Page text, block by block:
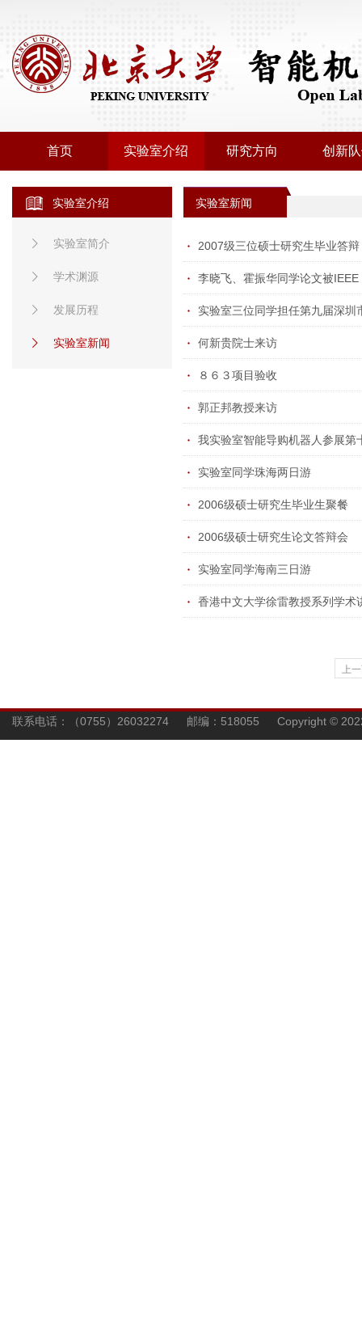
首页 实验室介绍 研究方向 创新
实验室介绍
实验室简介
学术渊源
发展历程
实验室新闻
实验室新闻
2007级三位硕士研究生毕业答辩
李晓飞、霍振华同学论文被IEEE
实验室三位同学担任第九届深圳
何新贵院士来访
８６３项目验收
郭正邦教授来访
我实验室智能导购机器人参展第
实验室同学珠海两日游
2006级硕士研究生毕业生聚餐
2006级硕士研究生论文答辩会
实验室同学海南三日游
香港中文大学徐雷教授系列学术
上
联系电话：（0755）26032274 邮编：518055 Copyright ©